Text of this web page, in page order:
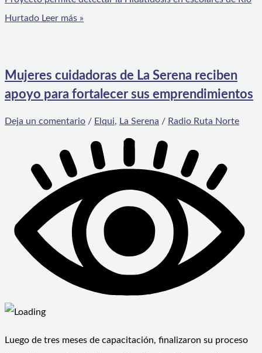
Hurtado Leer más »
Mujeres cuidadoras de La Serena reciben
apoyo para fortalecer sus emprendimientos
Deja un comentario / Elqui, La Serena / Radio Ruta Norte
Luego de tres meses de capacitación, finalizaron su proceso